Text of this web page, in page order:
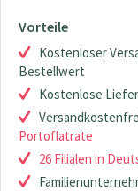
Vorteile
Kostenloser
Bestellwert
Kostenlose
Portoflatrate
26 Filialen in